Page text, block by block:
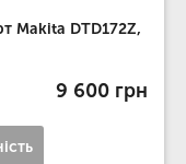
Makita DTD172Z,
9 600 грн